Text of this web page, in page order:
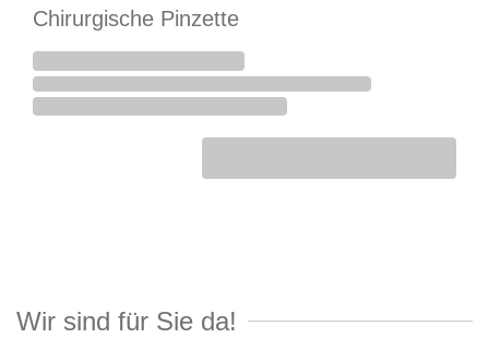
Chirurgische Pinzette
Wir sind für Sie da!